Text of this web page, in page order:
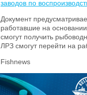
заводов по
Документ
работавшие на
смогут получить
ЛРЗ смогут перейти на
Fishnews